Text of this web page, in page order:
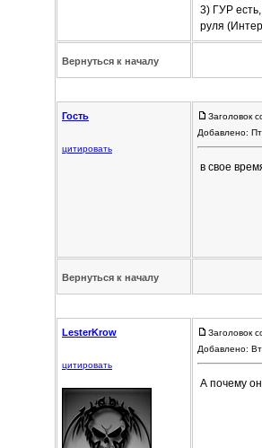
3) ГУР
руля
Вернуться к началу
Гость
цитировать
Заголовок
Добавлено:
в свое
Вернуться к началу
LesterKrow
цитировать
Заголовок
Добавлено:
А почему